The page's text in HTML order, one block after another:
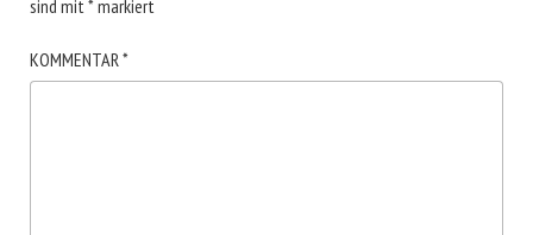
sind mit *markiert
KOMMENTAR *